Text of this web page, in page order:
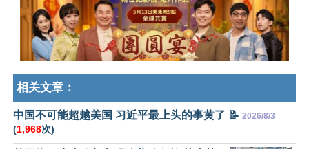
相关文章：
中国不可能超越美国 习近平最上头的事黄了 📝 2026/8/3
(1,968次)